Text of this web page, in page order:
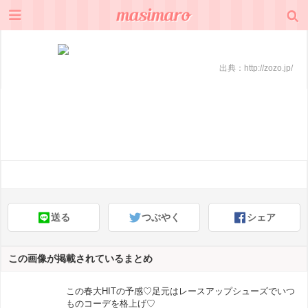
出典： http://zozo.jp/
送る つぶやく シェア
この画像が掲載されているまとめ
この春大HITの予感♡足元はレースアップシューズでいつ
ものコーデを格上げ♡